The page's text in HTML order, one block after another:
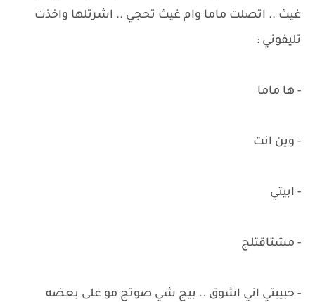
غيث .. اتصلت ماما وام غيث تحجي .. اشرتلها واخذت
تليفوني :
- ها ماما
- وين انت
- ابيتي
- مشتاقتلج
- حبيبتي اني اشوق .. بيج شي صوتج مو على بعضه